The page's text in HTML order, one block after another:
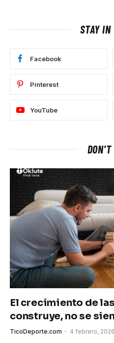
STAY IN
Facebook
Pinterest
YouTube
DON'T
El crecimiento de
construye, no se
TicoDeporte.com 4 febrero, 2026